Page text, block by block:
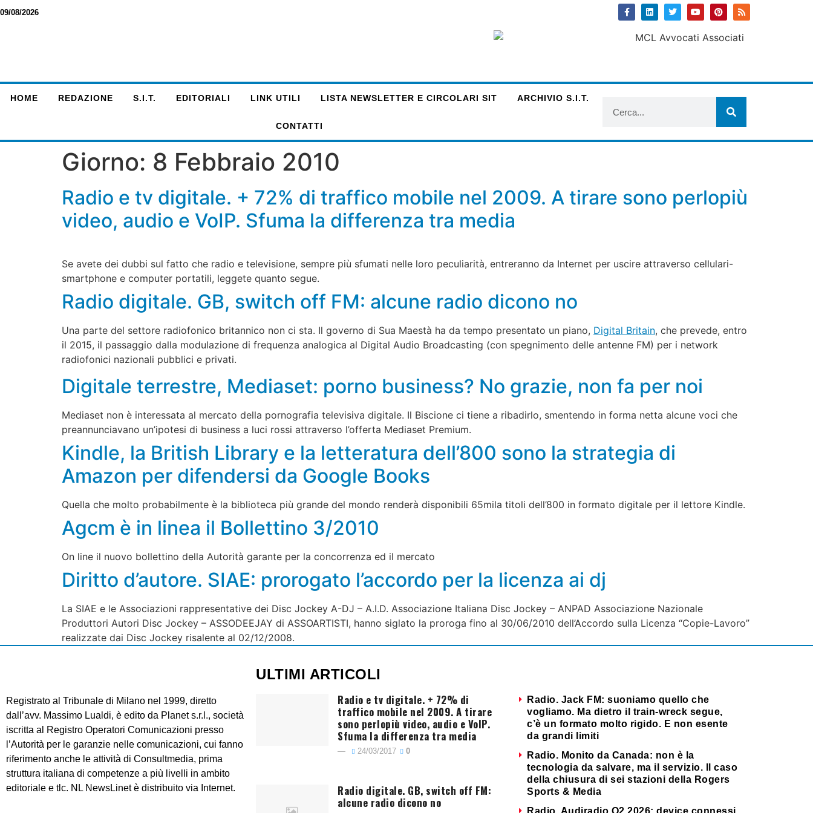
09/08/2026
HOME REDAZIONE S.I.T. EDITORIALI LINK UTILI LISTA NEWSLETTER E CIRCOLARI SIT ARCHIVIO S.I.T.
CONTATTI
Giorno: 8 Febbraio 2010
Radio e tv digitale. + 72% di traffico mobile nel 2009. A tirare sono perlopiù
video, audio e VoIP. Sfuma la differenza tra media
Se avete dei dubbi sul fatto che radio e televisione, sempre più sfumati nelle loro peculiarità, entreranno da Internet per uscire attraverso cellulari-
smartphone e computer portatili, leggete quanto segue.
Radio digitale. GB, switch off FM: alcune radio dicono no
Una parte del settore radiofonico britannico non ci sta. Il governo di Sua Maestà ha da tempo presentato un piano, Digital Britain, che prevede, entro
il 2015, il passaggio dalla modulazione di frequenza analogica al Digital Audio Broadcasting (con spegnimento delle antenne FM) per i network
radiofonici nazionali pubblici e privati.
Digitale terrestre, Mediaset: porno business? No grazie, non fa per noi
Mediaset non è interessata al mercato della pornografia televisiva digitale. Il Biscione ci tiene a ribadirlo, smentendo in forma netta alcune voci che
preannunciavano un’ipotesi di business a luci rossi attraverso l’offerta Mediaset Premium.
Kindle, la British Library e la letteratura dell’800 sono la strategia di
Amazon per difendersi da Google Books
Quella che molto probabilmente è la biblioteca più grande del mondo renderà disponibili 65mila titoli dell’800 in formato digitale per il lettore Kindle.
Agcm è in linea il Bollettino 3/2010
On line il nuovo bollettino della Autorità garante per la concorrenza ed il mercato
Diritto d’autore. SIAE: prorogato l’accordo per la licenza ai dj
La SIAE e le Associazioni rappresentative dei Disc Jockey A-DJ – A.I.D. Associazione Italiana Disc Jockey – ANPAD Associazione Nazionale
Produttori Autori Disc Jockey – ASSODEEJAY di ASSOARTISTI, hanno siglato la proroga fino al 30/06/2010 dell’Accordo sulla Licenza “Copie-Lavoro”
realizzate dai Disc Jockey risalente al 02/12/2008.
Registrato al Tribunale di Milano nel 1999, diretto
dall’avv. Massimo Lualdi, è edito da Planet s.r.l., società
iscritta al Registro Operatori Comunicazioni presso
l’Autorità per le garanzie nelle comunicazioni, cui fanno
riferimento anche le attività di Consultmedia, prima
struttura italiana di competenze a più livelli in ambito
editoriale e tlc. NL NewsLinet è distribuito via Internet.
ULTIMI ARTICOLI
Radio e tv digitale. + 72% di
traffico mobile nel 2009. A tirare
sono perlopiù video, audio e VoIP.
Sfuma la differenza tra media
24/03/2017 0
Radio digitale. GB, switch off FM:
alcune radio dicono no
Radio. Jack FM: suoniamo quello che
vogliamo. Ma dietro il train-wreck segue,
c’è un formato molto rigido. E non esente
da grandi limiti
Radio. Monito da Canada: non è la
tecnologia da salvare, ma il servizio. Il caso
della chiusura di sei stazioni della Rogers
Sports & Media